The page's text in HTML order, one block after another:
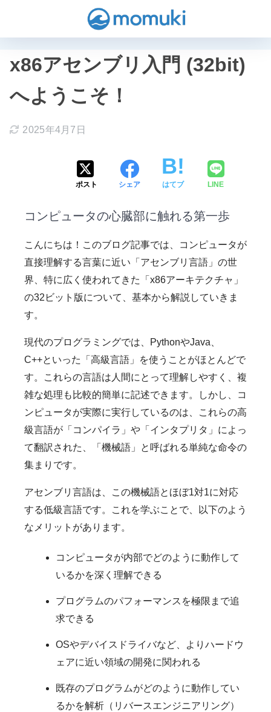
x86アセンブリ入門 (32bit)
へようこそ！
2025年4月7日
ポスト シェア はてブ LINE
コンピュータの心臓部に触れる第一歩
こんにちは！このブログ記事では、コンピュータが
直接理解する言葉に近い「アセンブリ言語」の世
界、特に広く使われてきた「x86アーキテクチャ」
の32ビット版について、基本から解説していきま
す。
現代のプログラミングでは、PythonやJava、
C++といった「高級言語」を使うことがほとんどで
す。これらの言語は人間にとって理解しやすく、複
雑な処理も比較的簡単に記述できます。しかし、コ
ンピュータが実際に実行しているのは、これらの高
級言語が「コンパイラ」や「インタプリタ」によっ
て翻訳された、「機械語」と呼ばれる単純な命令の
集まりです。
アセンブリ言語は、この機械語とほぼ1対1に対応
する低級言語です。これを学ぶことで、以下のよう
なメリットがあります。
コンピュータが内部でどのように動作して
いるかを深く理解できる
プログラムのパフォーマンスを極限まで追
求できる
OSやデバイスドライバなど、よりハードウ
ェアに近い領域の開発に関われる
既存のプログラムがどのように動作してい
るかを解析（リバースエンジニアリング）